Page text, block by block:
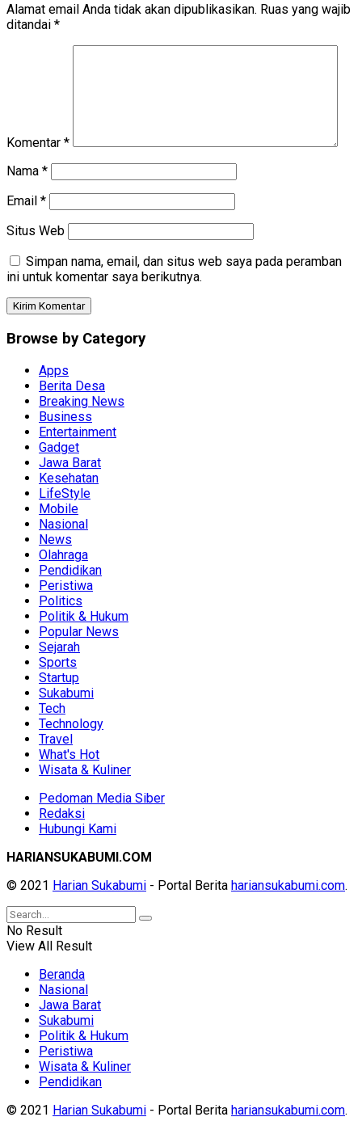
Alamat email Anda tidak akan dipublikasikan. Ruas yang wajib
ditandai *
Komentar *
Nama *
Email *
Situs Web
Simpan nama, email, dan situs web saya pada peramban
ini untuk komentar saya berikutnya.
Browse by Category
Apps
Berita Desa
Breaking News
Business
Entertainment
Gadget
Jawa Barat
Kesehatan
LifeStyle
Mobile
Nasional
News
Olahraga
Pendidikan
Peristiwa
Politics
Politik & Hukum
Popular News
Sejarah
Sports
Startup
Sukabumi
Tech
Technology
Travel
What's Hot
Wisata & Kuliner
Pedoman Media Siber
Redaksi
Hubungi Kami
HARIANSUKABUMI.COM
© 2021 Harian Sukabumi - Portal Berita hariansukabumi.com.
No Result
View All Result
Beranda
Nasional
Jawa Barat
Sukabumi
Politik & Hukum
Peristiwa
Wisata & Kuliner
Pendidikan
© 2021 Harian Sukabumi - Portal Berita hariansukabumi.com.